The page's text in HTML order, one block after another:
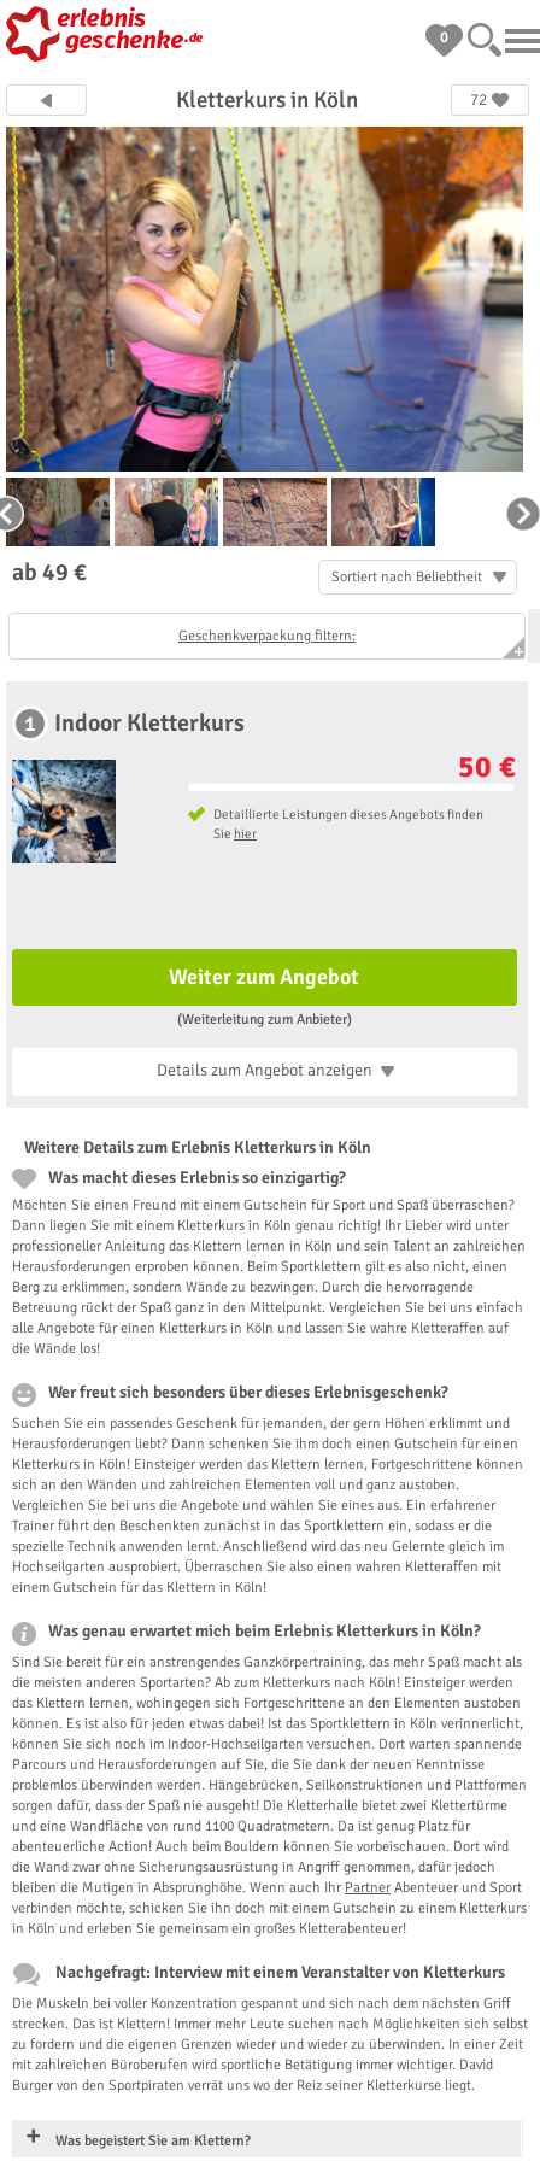
0
Kletterkurs in Köln 72
ab 49 € Sortiert nach Beliebtheit
Geschenkverpackung filtern:
1 Indoor Kletterkurs
50 €
Detaillierte Leistungen dieses Angebots finden
Sie hier
Weiter zum Angebot
(Weiterleitung zum Anbieter)
Details zum Angebotanzeigen
Weitere Details zum Erlebnis Kletterkurs in Köln
Was macht dieses Erlebnis so einzigartig?
Möchten Sie einen Freund mit einem Gutschein für Sport und Spaß überraschen?
Dann liegen Sie mit einem Kletterkurs in Köln genau richtig! Ihr Lieber wird unter
professioneller Anleitung das Klettern lernen in Köln und sein Talent an zahlreichen
Herausforderungen erproben können. Beim Sportklettern gilt es also nicht, einen
Berg zu erklimmen, sondern Wände zu bezwingen. Durch die hervorragende
Betreuung rückt der Spaß ganz in den Mittelpunkt. Vergleichen Sie bei uns einfach
alle Angebote für einen Kletterkurs in Köln und lassen Sie wahre Kletteraffen auf
die Wände los!
Wer freut sich besonders über dieses Erlebnisgeschenk?
Suchen Sie ein passendes Geschenk für jemanden, der gern Höhen erklimmt und
Herausforderungen liebt? Dann schenken Sie ihm doch einen Gutschein für einen
Kletterkurs in Köln! Einsteiger werden das Klettern lernen, Fortgeschrittene können
sich an den Wänden und zahlreichen Elementen voll und ganz austoben.
Vergleichen Sie bei uns die Angebote und wählen Sie eines aus. Ein erfahrener
Trainer führt den Beschenkten zunächst in das Sportklettern ein, sodass er die
spezielle Technik anwenden lernt. Anschließend wird das neu Gelernte gleich im
Hochseilgarten ausprobiert. Überraschen Sie also einen wahren Kletteraffen mit
einem Gutschein für das Klettern in Köln!
Was genau erwartet mich beim Erlebnis Kletterkurs in Köln?
Sind Sie bereit für ein anstrengendes Ganzkörpertraining, das mehr Spaß macht als
die meisten anderen Sportarten? Ab zum Kletterkurs nach Köln! Einsteiger werden
das Klettern lernen, wohingegen sich Fortgeschrittene an den Elementen austoben
können. Es ist also für jeden etwas dabei! Ist das Sportklettern in Köln verinnerlicht,
können Sie sich noch im Indoor-Hochseilgarten versuchen. Dort warten spannende
Parcours und Herausforderungen auf Sie, die Sie dank der neuen Kenntnisse
problemlos überwinden werden. Hängebrücken, Seilkonstruktionen und Plattformen
sorgen dafür, dass der Spaß nie ausgeht! Die Kletterhalle bietet zwei Klettertürme
und eine Wandfläche von rund 1100 Quadratmetern. Da ist genug Platz für
abenteuerliche Action! Auch beim Bouldern können Sie vorbeischauen. Dort wird
die Wand zwar ohne Sicherungsausrüstung in Angriff genommen, dafür jedoch
bleiben die Mutigen in Absprunghöhe. Wenn auch Ihr Partner Abenteuer und Sport
verbinden möchte, schicken Sie ihn doch mit einem Gutschein zu einem Kletterkurs
in Köln und erleben Sie gemeinsam ein großes Kletterabenteuer!
Nachgefragt: Interview mit einem Veranstalter von Kletterkurs
Die Muskeln bei voller Konzentration gespannt und sich nach dem nächsten Griff
strecken. Das ist Klettern! Immer mehr Leute suchen nach Möglichkeiten sich selbst
zu fordern und die eigenen Grenzen wieder und wieder zu überwinden. In einer Zeit
mit zahlreichen Büroberufen wird sportliche Betätigung immer wichtiger. David
Burger von den Sportpiraten verrät uns wo der Reiz seiner Kletterkurse liegt.
Was begeistert Sie am Klettern?